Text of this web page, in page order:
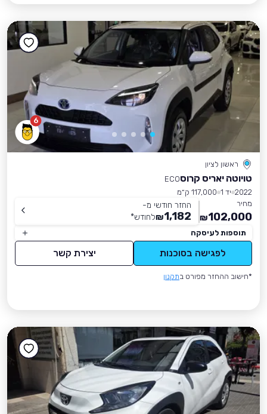
6
ראשון לציון
טויוטה יאריס קרוסECO
2022 יד 1
117,000 ק״מ
מחיר
102,000
₪
החזר חודשי מ-
1,182
₪לחודש*
תוספות לעיסקה
לפגישה בסוכנות יצירת קשר
*חישוב ההחזר מפורט בתקנון